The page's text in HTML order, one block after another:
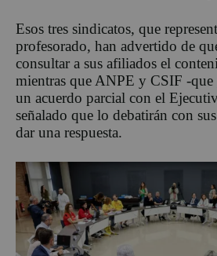
Esos tres sindicatos, que
profesorado, han advertido de
consultar a sus afiliados el
mientras que ANPE y CSIF -que
un acuerdo parcial con el
señalado que lo debatirán con
dar una respuesta.